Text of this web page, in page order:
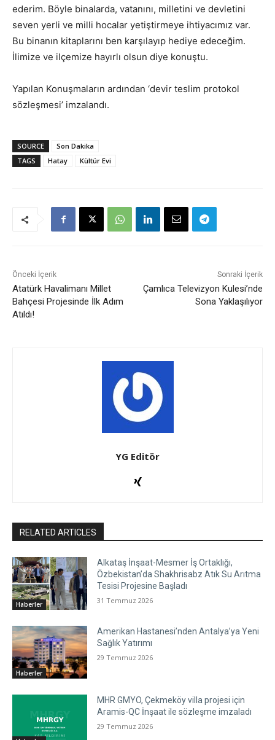
ederim. Böyle binalarda, vatanını, milletini ve devletini
seven yerli ve milli hocalar yetiştirmeye ihtiyacımız var.
Bu binanın kitaplarını ben karşılayıp hediye edeceğim.
İlimize ve ilçemize hayırlı olsun diye konuştu.
Yapılan Konuşmaların ardından ‘devir teslim protokol
sözleşmesi’ imzalandı.
SOURCE
Son Dakika
TAGS
Hatay Kültür Evi
Önceki İçerik
Atatürk Havalimanı Millet
Bahçesi Projesinde İlk Adım
Atıldı!
Sonraki İçerik
Çamlıca Televizyon Kulesi’nde
Sona Yaklaşılıyor
YG Editör
RELATED ARTICLES
Haberler
Alkataş İnşaat-Mesmer İş Ortaklığı,
Özbekistan’da Shakhrisabz Atık Su Arıtma
Tesisi Projesine Başladı
31 Temmuz 2026
Haberler
Amerikan Hastanesi’nden Antalya’ya Yeni
Sağlık Yatırımı
29 Temmuz 2026
MHR GMYO, Çekmeköy villa projesi için
Aramis-QC İnşaat ile sözleşme imzaladı
29 Temmuz 2026